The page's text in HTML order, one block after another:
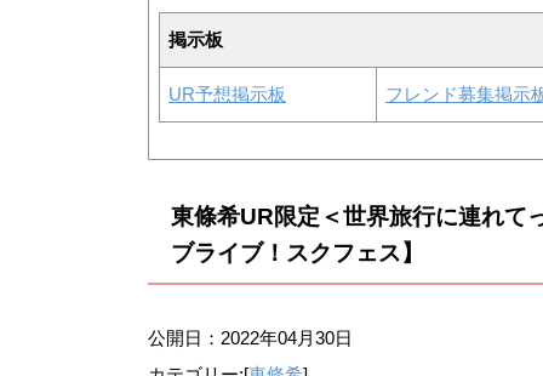
掲示板
UR予想掲示板 フレンド募集掲示
東條希UR限定＜世界旅行に連れ
ブライブ！スクフェス】
公開日： 2022年04月30日